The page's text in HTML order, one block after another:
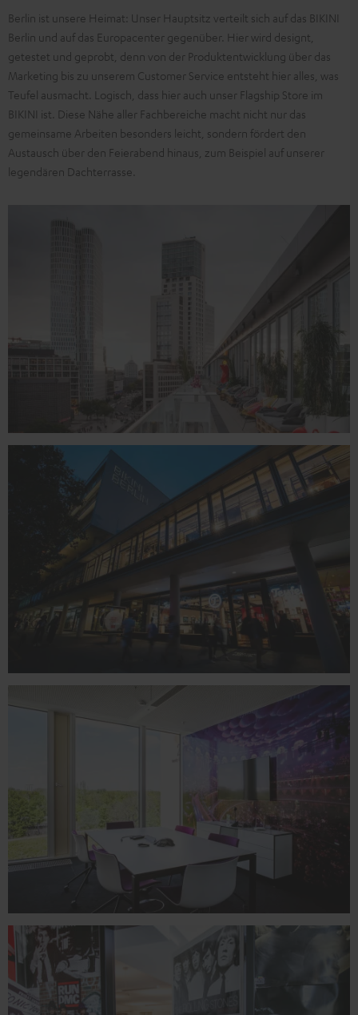
Berlin ist unsere Heimat: Unser Hauptsitz verteilt sich auf das BIKINI
Berlin und auf das Europacenter gegenüber. Hier wird designt,
getestet und geprobt, denn von der Produktentwicklung über das
Marketing bis zu unserem Customer Service entsteht hier alles, was
Teufel ausmacht. Logisch, dass hier auch unser Flagship Store im
BIKINI ist. Diese Nähe aller Fachbereiche macht nicht nur das
gemeinsame Arbeiten besonders leicht, sondern fördert den
Austausch über den Feierabend hinaus, zum Beispiel auf unserer
legendären Dachterrasse.